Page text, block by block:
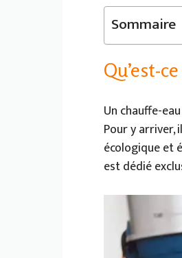
Sommaire
Qu’est-
Un chauffe-
Pour y arriver,
écologique et
est dédié